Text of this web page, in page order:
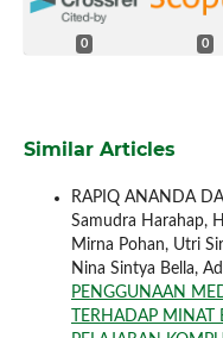
0 0
Similar Articles
RAPIQ ANANDA
Samudra Harahap,
Mirna Pohan, Utri
Nina Sintya Bella,
PENGGUNAAN
TERHADAP MINAT